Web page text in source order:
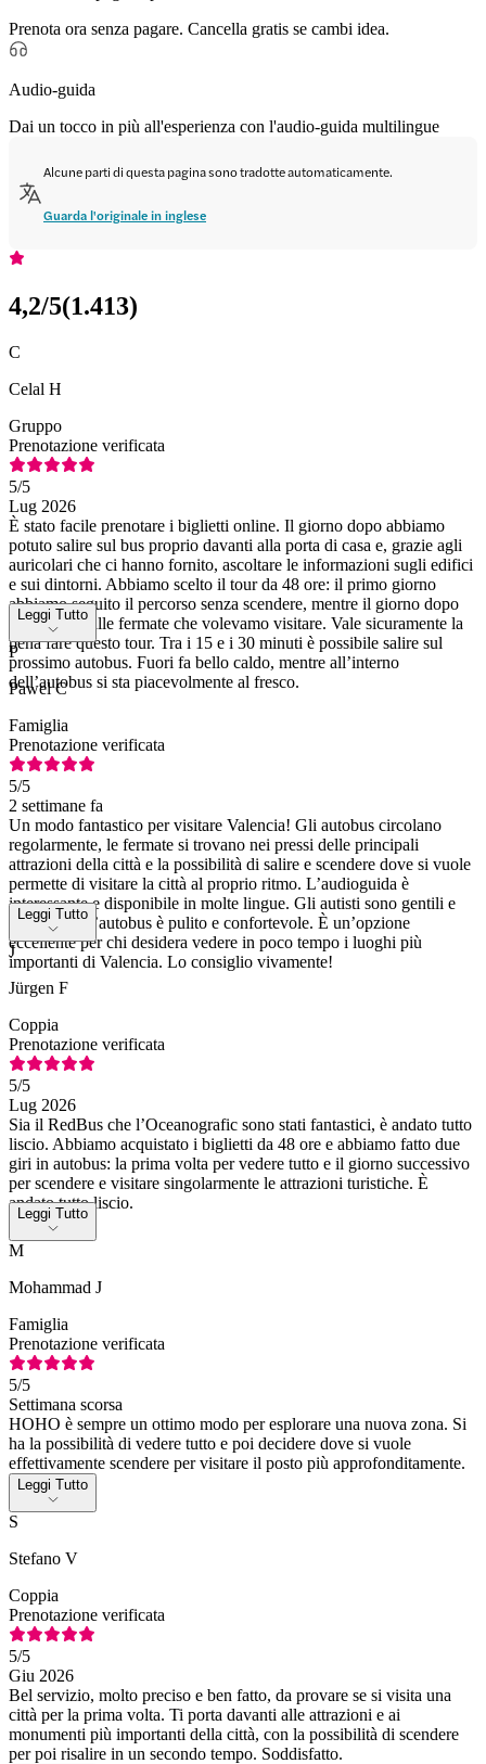
Prenota ora senza pagare. Cancella gratis se cambi idea.
Audio-guida
Dai un tocco in più all'esperienza con l'audio-guida multilingue
Alcune parti di questa pagina sono tradotte automaticamente.
Guarda l'originale in inglese
4,2/5(1.413)
C
Celal H
Gruppo
Prenotazione verificata
5/5
Lug 2026
È stato facile prenotare i biglietti online. Il giorno dopo abbiamo
potuto salire sul bus proprio davanti alla porta di casa e, grazie agli
auricolari che ci hanno fornito, ascoltare le informazioni sugli edifici
e sui dintorni. Abbiamo scelto il tour da 48 ore: il primo giorno
abbiamo seguito il percorso senza scendere, mentre il giorno dopo
siamo scesi alle fermate che volevamo visitare. Vale sicuramente la
pena fare questo tour. Tra i 15 e i 30 minuti è possibile salire sul
prossimo autobus. Fuori fa bello caldo, mentre all’interno
dell’autobus si sta piacevolmente al fresco.
Leggi Tutto
P
Pawel C
Famiglia
Prenotazione verificata
5/5
2 settimane fa
Un modo fantastico per visitare Valencia! Gli autobus circolano
regolarmente, le fermate si trovano nei pressi delle principali
attrazioni della città e la possibilità di salire e scendere dove si vuole
permette di visitare la città al proprio ritmo. L’audioguida è
interessante e disponibile in molte lingue. Gli autisti sono gentili e
disponibili, l’autobus è pulito e confortevole. È un’opzione
eccellente per chi desidera vedere in poco tempo i luoghi più
importanti di Valencia. Lo consiglio vivamente!
Leggi Tutto
J
Jürgen F
Coppia
Prenotazione verificata
5/5
Lug 2026
Sia il RedBus che l’Oceanografic sono stati fantastici, è andato tutto
liscio. Abbiamo acquistato i biglietti da 48 ore e abbiamo fatto due
giri in autobus: la prima volta per vedere tutto e il giorno successivo
per scendere e visitare singolarmente le attrazioni turistiche. È
andato tutto liscio.
Leggi Tutto
M
Mohammad J
Famiglia
Prenotazione verificata
5/5
Settimana scorsa
HOHO è sempre un ottimo modo per esplorare una nuova zona. Si
ha la possibilità di vedere tutto e poi decidere dove si vuole
effettivamente scendere per visitare il posto più approfonditamente.
Leggi Tutto
S
Stefano V
Coppia
Prenotazione verificata
5/5
Giu 2026
Bel servizio, molto preciso e ben fatto, da provare se si visita una
città per la prima volta. Ti porta davanti alle attrazioni e ai
monumenti più importanti della città, con la possibilità di scendere
per poi risalire in un secondo tempo. Soddisfatto.